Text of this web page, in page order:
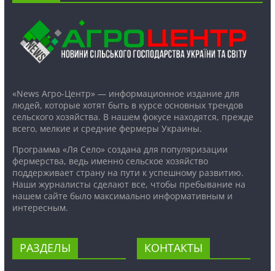
«News Агро-Центр» — информационное издание для
людей, которые хотят быть в курсе основных трендов
сельского хозяйства. В нашем фокусе находятся, прежде
всего, мелкие и средние фермеры Украины.
Программа «Ля Село» создана для популяризации
фермерства, ведь именно сельское хозяйство
поддерживает страну на пути к успешному развитию.
Наши журналисты сделают все, чтобы пребывание на
нашем сайте было максимально информативным и
интересным.
РАЗДЕЛЫ КОНТАКТЫ